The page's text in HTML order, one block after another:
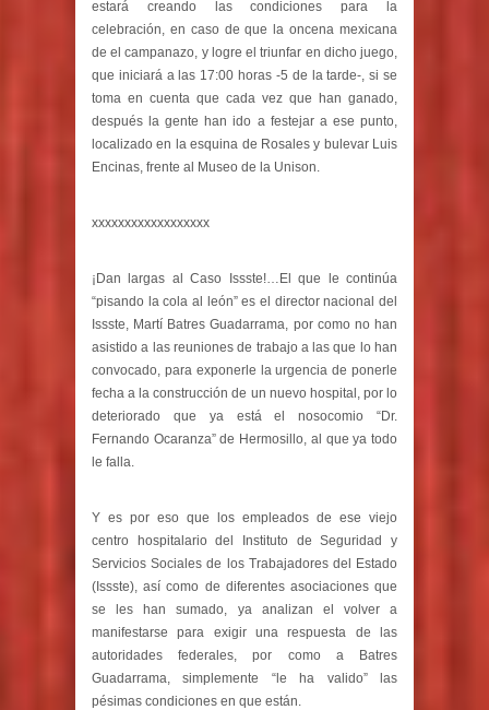
estará creando las condiciones para la
celebración, en caso de que la oncena mexicana
de el campanazo, y logre el triunfar en dicho juego,
que iniciará a las 17:00 horas -5 de la tarde-, si se
toma en cuenta que cada vez que han ganado,
después la gente han ido a festejar a ese punto,
localizado en la esquina de Rosales y bulevar Luis
Encinas, frente al Museo de la Unison.
xxxxxxxxxxxxxxxxxx
¡Dan largas al Caso Issste!…El que le continúa
“pisando la cola al león” es el director nacional del
Issste, Martí Batres Guadarrama, por como no han
asistido a las reuniones de trabajo a las que lo han
convocado, para exponerle la urgencia de ponerle
fecha a la construcción de un nuevo hospital, por lo
deteriorado que ya está el nosocomio “Dr.
Fernando Ocaranza” de Hermosillo, al que ya todo
le falla.
Y es por eso que los empleados de ese viejo
centro hospitalario del Instituto de Seguridad y
Servicios Sociales de los Trabajadores del Estado
(Issste), así como de diferentes asociaciones que
se les han sumado, ya analizan el volver a
manifestarse para exigir una respuesta de las
autoridades federales, por como a Batres
Guadarrama, simplemente “le ha valido” las
pésimas condiciones en que están.